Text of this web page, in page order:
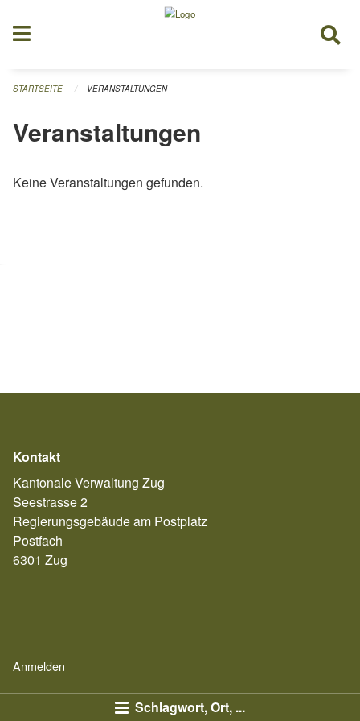
Schlagwort, Ort, ...
STARTSEITE VERANSTALTUNGEN
Veranstaltungen
Keine Veranstaltungen gefunden.
Kontakt
Kantonale Verwaltung Zug
Seestrasse 2
Regierungsgebäude am Postplatz
Postfach
6301 Zug
Anmelden